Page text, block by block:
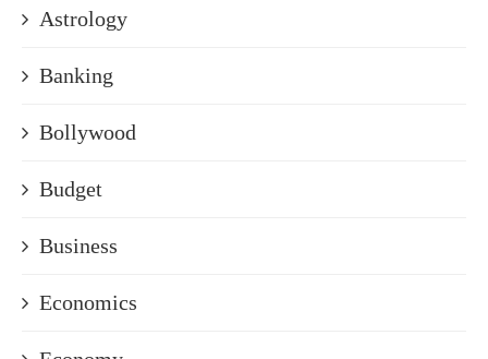
Astrology
Banking
Bollywood
Budget
Business
Economics